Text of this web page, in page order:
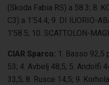
(Skoda Fabia RS) a 58.3; 8.
C3) a 1’54.4; 9. DI IUORIO-
1’58.5; 10. SCATTOLON-
CIAR Sparco: 1. Basso 92,5
53; 4. Avbelj 48,5; 5. Andolfi
33,5; 8. Rusce 14,5; 9.